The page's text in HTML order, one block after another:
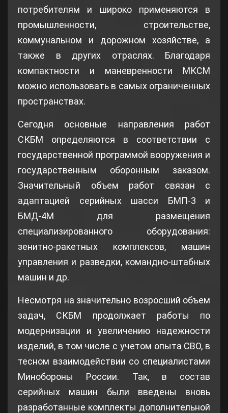
потребителям и широко применяются в
промышленности, строительстве,
коммунальном и дорожном хозяйстве, а
также в других отраслях. Благодаря
компактности и маневренности МКСМ
можно использовать в самых ограниченных
пространствах.
Сегодня основные направления работ
СКБМ определяются в соответствии с
государственной программой вооружения и
государственным оборонным заказом.
Значительный объем работ связан с
адаптацией серийных шасси БМП-3 и
БМД-4М для размещения
специализированного оборудования:
зенитно-ракетных комплексов, машин
управления и разведки, командно-штабных
машин и др.
Несмотря на значительно возросший объем
задач, СКБМ продолжает работы по
модернизации и увеличению надежности
изделий, в том числе с учетом опыта СВО, в
тесном взаимодействии со специалистами
Минобороны России. Так, в состав
серийных машин были введены вновь
разработанные комплекты дополнительной